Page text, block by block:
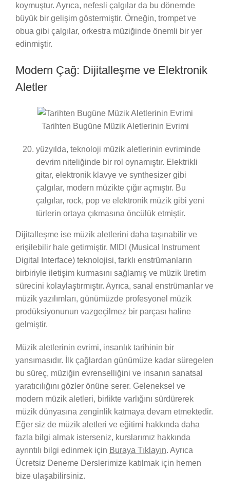
koymuştur. Ayrıca, nefesli çalgılar da bu dönemde
büyük bir gelişim göstermiştir. Örneğin, trompet ve
obua gibi çalgılar, orkestra müziğinde önemli bir yer
edinmiştir.
Modern Çağ: Dijitalleşme ve Elektronik
Aletler
Tarihten Bugüne Müzik Aletlerinin Evrimi
yüzyılda, teknoloji müzik aletlerinin evriminde
devrim niteliğinde bir rol oynamıştır. Elektrikli
gitar, elektronik klavye ve synthesizer gibi
çalgılar, modern müzikte çığır açmıştır. Bu
çalgılar, rock, pop ve elektronik müzik gibi yeni
türlerin ortaya çıkmasına öncülük etmiştir.
Dijitalleşme ise müzik aletlerini daha taşınabilir ve
erişilebilir hale getirmiştir. MIDI (Musical Instrument
Digital Interface) teknolojisi, farklı enstrümanların
birbiriyle iletişim kurmasını sağlamış ve müzik üretim
sürecini kolaylaştırmıştır. Ayrıca, sanal enstrümanlar ve
müzik yazılımları, günümüzde profesyonel müzik
prodüksiyonunun vazgeçilmez bir parçası haline
gelmiştir.
Müzik aletlerinin evrimi, insanlık tarihinin bir
yansımasıdır. İlk çağlardan günümüze kadar süregelen
bu süreç, müziğin evrenselliğini ve insanın sanatsal
yaratıcılığını gözler önüne serer. Geleneksel ve
modern müzik aletleri, birlikte varlığını sürdürerek
müzik dünyasına zenginlik katmaya devam etmektedir.
Eğer siz de müzik aletleri ve eğitimi hakkında daha
fazla bilgi almak isterseniz, kurslarımız hakkında
ayrıntılı bilgi edinmek için Buraya Tıklayın. Ayrıca
Ücretsiz Deneme Derslerimize katılmak için hemen
bize ulaşabilirsiniz.